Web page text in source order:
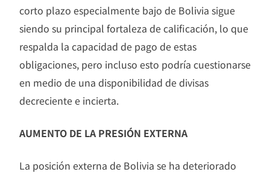
corto plazo especialmente bajo de Bolivia sigue
siendo su principal fortaleza de calificación, lo que
respalda la capacidad de pago de estas
obligaciones, pero incluso esto podría cuestionarse
en medio de una disponibilidad de divisas
decreciente e incierta.
AUMENTO DE LA PRESIÓN EXTERNA
La posición externa de Bolivia se ha deteriorado